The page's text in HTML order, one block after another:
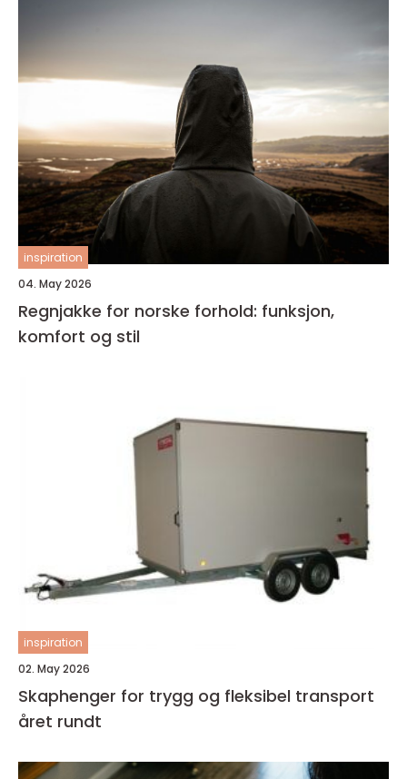
inspiration
04. May 2026
Regnjakke for norske forhold: funksjon,
komfort og stil
inspiration
02. May 2026
Skaphenger for trygg og fleksibel transport
året rundt